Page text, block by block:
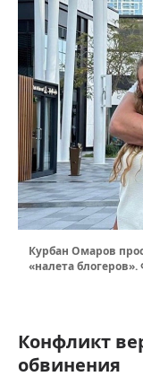
Курбан Омаров
«налета блогеров».
Конфликт
обвинения